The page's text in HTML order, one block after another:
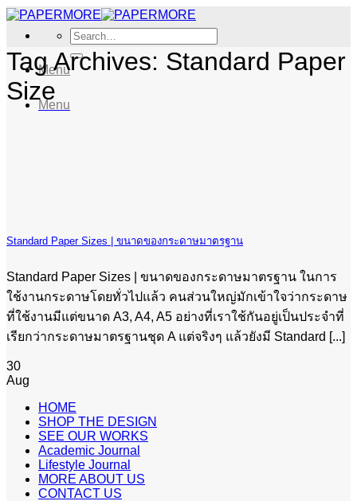
Skip
content
Search
for:
Menu
Menu
Tag Archives: Standard Paper
Size
Standard Paper Sizes | ขนาดของกระดาษมาตรฐาน
Standard Paper Sizes | ขนาดของกระดาษมาตรฐาน ในการ
ใช้งานกระดาษโดยทั่วไปแล้ว คนส่วนใหญ่มักเข้าใจว่ากระดาษ
ที่ใช้งานมีแต่ขนาด A3, A4, A5 อย่างที่เราใช้กันอยู่เป็นประจำที่
เรียกว่ากระดาษมาตรฐานชุด A แต่จริงๆ แล้วยังมี Standard [...]
30
Aug
HOME
SHOP THE DESIGN
SEE OUR WORKS
Academic Journal
Lifestyle Journal
MORE ABOUT US
CONTACT US